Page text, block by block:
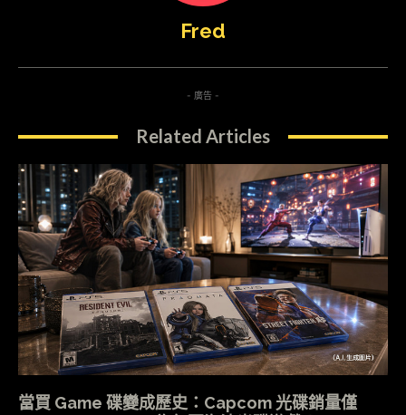
Fred
- 廣告 -
Related Articles
當買 Game 碟變成歷史：Capcom 光碟銷量僅